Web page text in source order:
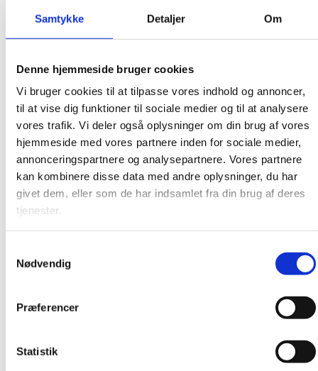
Samtykke Detaljer Om
Denne hjemmeside bruger cookies
Vi bruger cookies til at tilpasse vores indhold og annoncer,
til at vise dig funktioner til sociale medier og til at analysere
vores trafik. Vi deler også oplysninger om din brug af vores
hjemmeside med vores partnere inden for sociale medier,
annonceringspartnere og analysepartnere. Vores partnere
kan kombinere disse data med andre oplysninger, du har
givet dem, eller som de har indsamlet fra din brug af deres
tjenester.
Nødvendig
Præferencer
Statistik
december 2016
november 2016
oktober 2016
september 2016
august 2016
juni 2016
maj 2016
december 2015
oktober 2015
august 2015